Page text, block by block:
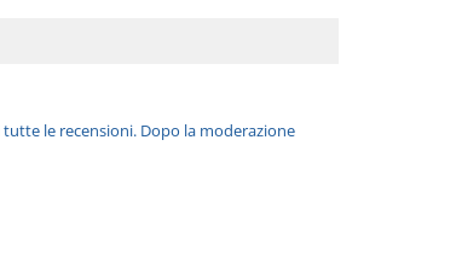
le recensioni. Dopo la moderazione